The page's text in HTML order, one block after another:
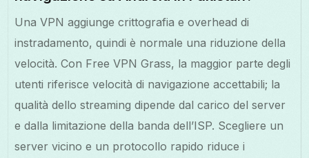
Una VPN aggiunge crittografia e overhead di
instradamento, quindi è normale una riduzione della
velocità. Con Free VPN Grass, la maggior parte degli
utenti riferisce velocità di navigazione accettabili; la
qualità dello streaming dipende dal carico del server
e dalla limitazione della banda dell’ISP. Scegliere un
server vicino e un protocollo rapido riduce i